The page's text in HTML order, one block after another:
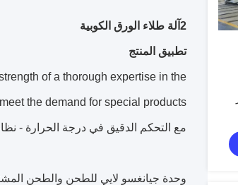
2آلة طلاء الورق الكوبية
تطبيق المنتج
of a thorough expertise in the
مع التحكم الدقيق في درجة الحرارة -
وحدة جيانغسو لايي للطحن والطحن